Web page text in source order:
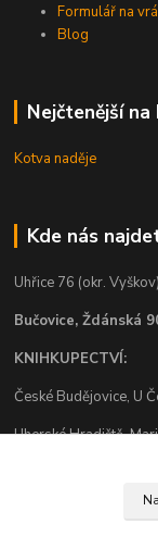
Formulář na
Blog
Nejčtenější
Kotva naděje
Kde nás
Uhřice 76 (okr. Vyškov)
Bučovice, Ždánská
KNIHKUPECTVÍ:
České Budějovice, U
Uherské Hradiště,